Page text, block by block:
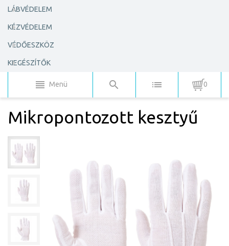
LÁBVÉDELEM
KÉZVÉDELEM
VÉDŐESZKÖZ
KIEGÉSZÍTŐK
Menü 0
Mikropontozott kesztyű